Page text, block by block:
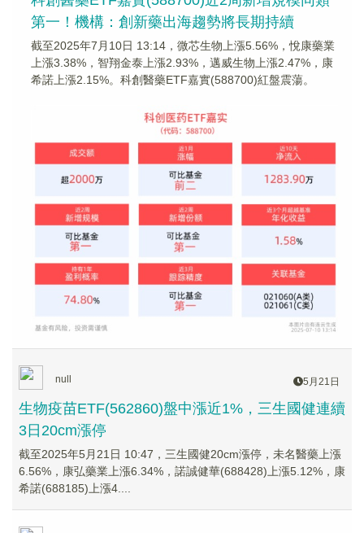
第一！機構：創新藥出海趨勢將長期持續
截至2025年7月10日 13:14，微芯生物上漲5.56%，悅康藥業
上漲3.38%，智翔金泰上漲2.93%，邁威生物上漲2.47%，康
希諾上漲2.15%。科創醫藥ETF嘉實(588700)紅盤震蕩。
null 5月21日
生物疫苗ETF(562860)盤中漲近1%，三生國健連續
3日20cm漲停
截至2025年5月21日 10:47，三生國健20cm漲停，未名醫藥上漲
6.56%，康弘藥業上漲6.34%，諾誠健華(688428)上漲5.12%，康
希諾(688185)上漲4....